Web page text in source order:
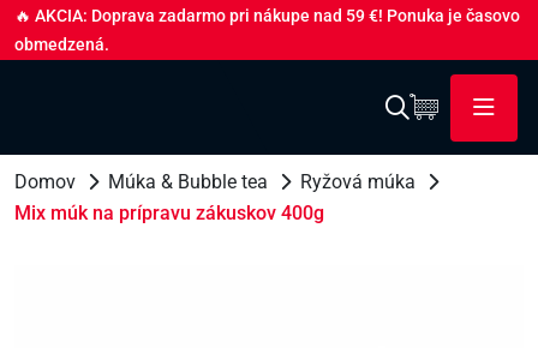
🔥 AKCIA: Doprava zadarmo pri nákupe nad 59 €! Ponuka je časovo
obmedzená.
Domov Múka & Bubble tea
Ryžová múka
Mix múk na prípravu zákuskov 400g